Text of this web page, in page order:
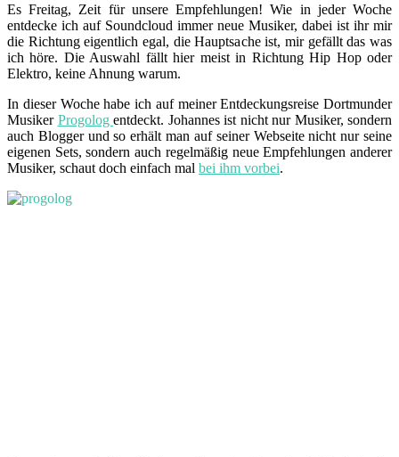
Es Freitag, Zeit für unsere Empfehlungen! Wie in jeder Woche
entdecke ich auf Soundcloud immer neue Musiker, dabei ist ihr mir
die Richtung eigentlich egal, die Hauptsache ist, mir gefällt das was
ich höre. Die Auswahl fällt hier meist in Richtung Hip Hop oder
Elektro, keine Ahnung warum.
In dieser Woche habe ich auf meiner Entdeckungsreise Dortmunder
Musiker Progolog entdeckt. Johannes ist nicht nur Musiker, sondern
auch Blogger und so erhält man auf seiner Webseite nicht nur seine
eigenen Sets, sondern auch regelmäßig neue Empfehlungen anderer
Musiker, schaut doch einfach mal bei ihm vorbei.